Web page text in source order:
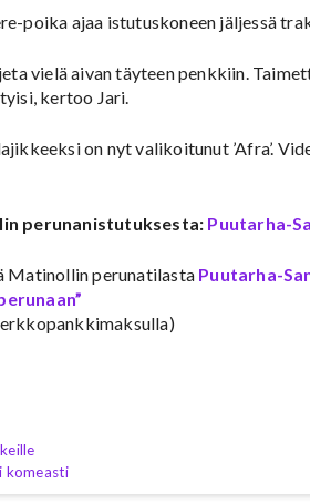
poika ajaa istutuskoneen jäljessä
vielä aivan täyteen penkkiin.
kertoo Jari.
on nyt valikoitunut ’Afra’.
perunanistutuksesta: Puutarha-
Matinollin perunatilasta Puutarha-
komeasti